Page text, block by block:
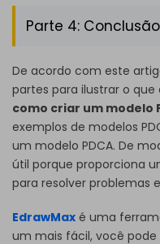
Parte 4: Conclusão
De acordo com este
partes para ilustrar o que
como criar um modelo
exemplos de modelos
um modelo PDCA. De
útil porque proporciona
para resolver problemas
EdrawMax é uma
um mais fácil, você pode